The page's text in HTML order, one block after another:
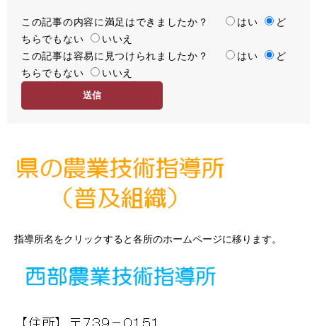
満
足
度
この記事の内容に満足はできましたか？ はい
ど
ちらでもない
いいえ
容
易
この記事は容易に見つけられましたか？ はい
ど
ちらでもない
いいえ
指導所名をクリックすると各所のホームページに移ります。